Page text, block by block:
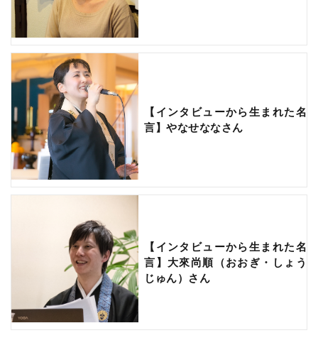
【インタビューから生まれた名
言】やなせななさん
【インタビューから生まれた名
言】大來尚順（おおぎ・しょう
じゅん）さん